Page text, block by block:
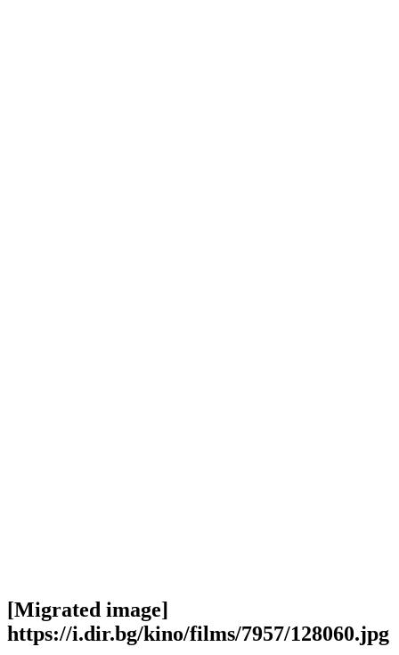
[Migrated image]
https://i.dir.bg/kino/films/7957/128060.jpg